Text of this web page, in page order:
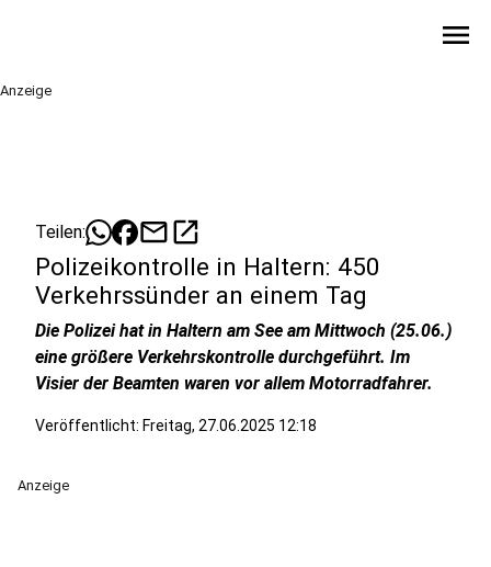
menu
Anzeige
Teilen: mailopen_in_new
Polizeikontrolle in Haltern: 450
Verkehrssünder an einem Tag
Die Polizei hat in Haltern am See am Mittwoch (25.06.)
eine größere Verkehrskontrolle durchgeführt. Im
Visier der Beamten waren vor allem Motorradfahrer.
Veröffentlicht: Freitag, 27.06.2025 12:18
Anzeige